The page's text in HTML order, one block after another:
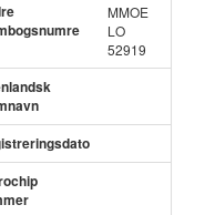
MMOE
LO
52919